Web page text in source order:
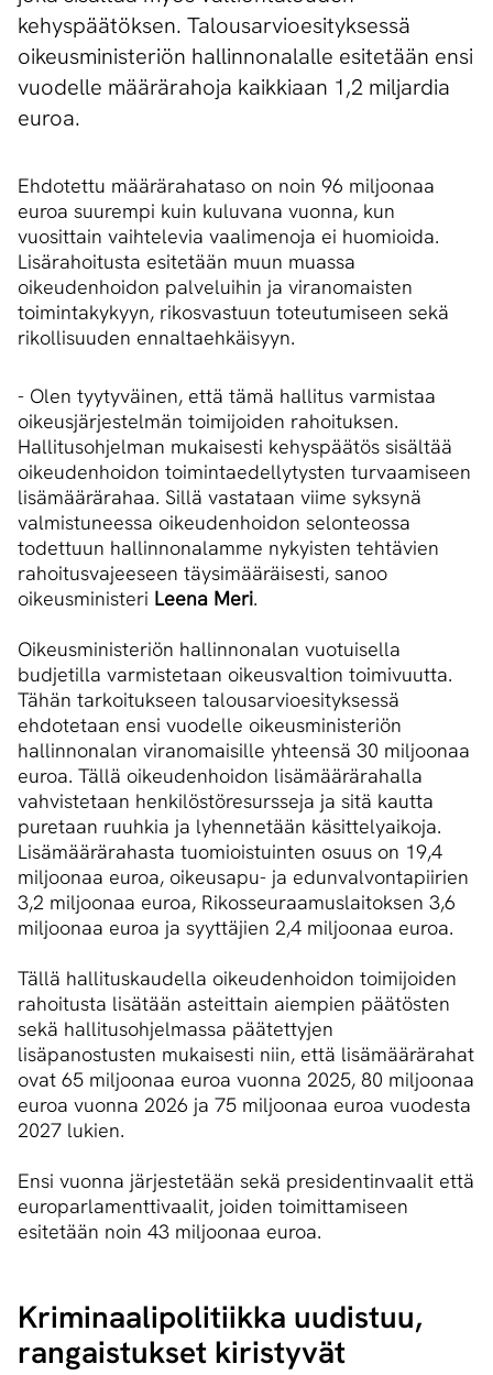
kehyspäätöksen. Talousarvioesityksessä
oikeusministeriön hallinnonalalle esitetään ensi
vuodelle määrärahoja kaikkiaan 1,2 miljardia
euroa.
Ehdotettu määrärahataso on noin 96 miljoonaa
euroa suurempi kuin kuluvana vuonna, kun
vuosittain vaihtelevia vaalimenoja ei huomioida.
Lisärahoitusta esitetään muun muassa
oikeudenhoidon palveluihin ja viranomaisten
toimintakykyyn, rikosvastuun toteutumiseen sekä
rikollisuuden ennaltaehkäisyyn.
- Olen tyytyväinen, että tämä hallitus varmistaa
oikeusjärjestelmän toimijoiden rahoituksen.
Hallitusohjelman mukaisesti kehyspäätös sisältää
oikeudenhoidon toimintaedellytysten turvaamiseen
lisämäärärahaa. Sillä vastataan viime syksynä
valmistuneessa oikeudenhoidon selonteossa
todettuun hallinnonalamme nykyisten tehtävien
rahoitusvajeeseen täysimääräisesti, sanoo
oikeusministeri Leena Meri.
Oikeusministeriön hallinnonalan vuotuisella
budjetilla varmistetaan oikeusvaltion toimivuutta.
Tähän tarkoitukseen talousarvioesityksessä
ehdotetaan ensi vuodelle oikeusministeriön
hallinnonalan viranomaisille yhteensä 30 miljoonaa
euroa. Tällä oikeudenhoidon lisämäärärahalla
vahvistetaan henkilöstöresursseja ja sitä kautta
puretaan ruuhkia ja lyhennetään käsittelyaikoja.
Lisämäärärahasta tuomioistuinten osuus on 19,4
miljoonaa euroa, oikeusapu- ja edunvalvontapiirien
3,2 miljoonaa euroa, Rikosseuraamuslaitoksen 3,6
miljoonaa euroa ja syyttäjien 2,4 miljoonaa euroa.
Tällä hallituskaudella oikeudenhoidon toimijoiden
rahoitusta lisätään asteittain aiempien päätösten
sekä hallitusohjelmassa päätettyjen
lisäpanostusten mukaisesti niin, että lisämäärärahat
ovat 65 miljoonaa euroa vuonna 2025, 80 miljoonaa
euroa vuonna 2026 ja 75 miljoonaa euroa vuodesta
2027 lukien.
Ensi vuonna järjestetään sekä presidentinvaalit että
europarlamenttivaalit, joiden toimittamiseen
esitetään noin 43 miljoonaa euroa.
Kri­mi­naa­li­po­li­tiik­ka uudistuu,
rangaistukset kiristyvät